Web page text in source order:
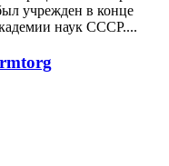
учрежден в конце
наук СССР....